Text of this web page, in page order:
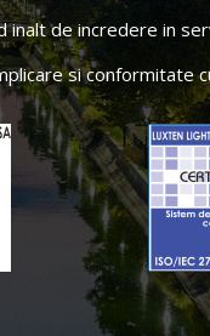
de incredere in
si conformitate